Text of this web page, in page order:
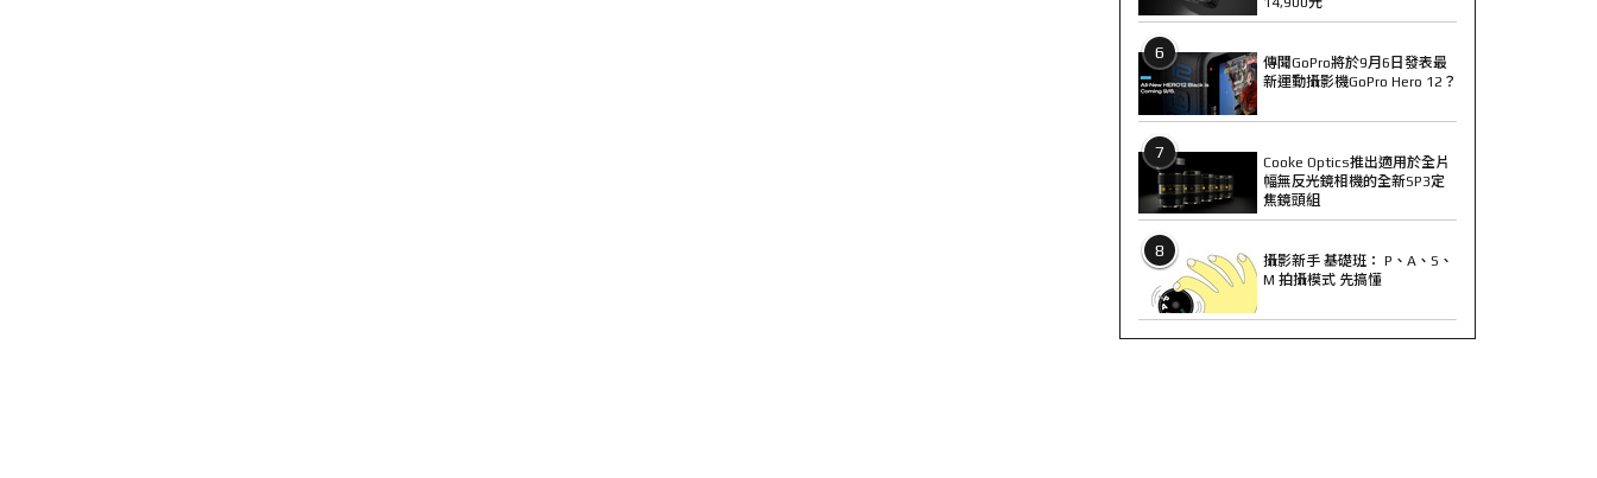
6
傳聞GoPro將於9月6日發表最
新運動攝影機GoPro Hero 12？
7
Cooke Optics推出適用於全片
幅無反光鏡相機的全新SP3定
焦鏡頭組
8
攝影新手 基礎班： P、A、S、
M 拍攝模式 先搞懂